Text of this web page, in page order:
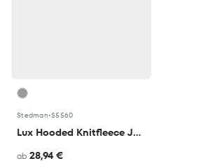
Stedman•S5560
Lux Hooded Knitfleece Jacket Women
ab 28,94 €